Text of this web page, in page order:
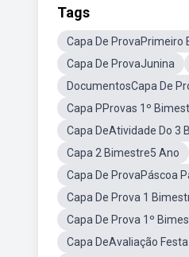
Tags
Capa De ProvaPrimeiro
Capa De ProvaJunina
DocumentosCapa De
Capa PProvas 1º
Capa DeAtividade Do 3
Capa 2 Bimestre5 Ano
Capa De ProvaPáscoa
Capa De Prova 1
Capa De Prova 1º
Capa DeAvaliação